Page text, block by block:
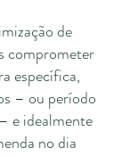
de
comprometer
específica,
– ou período
e idealmente
no dia